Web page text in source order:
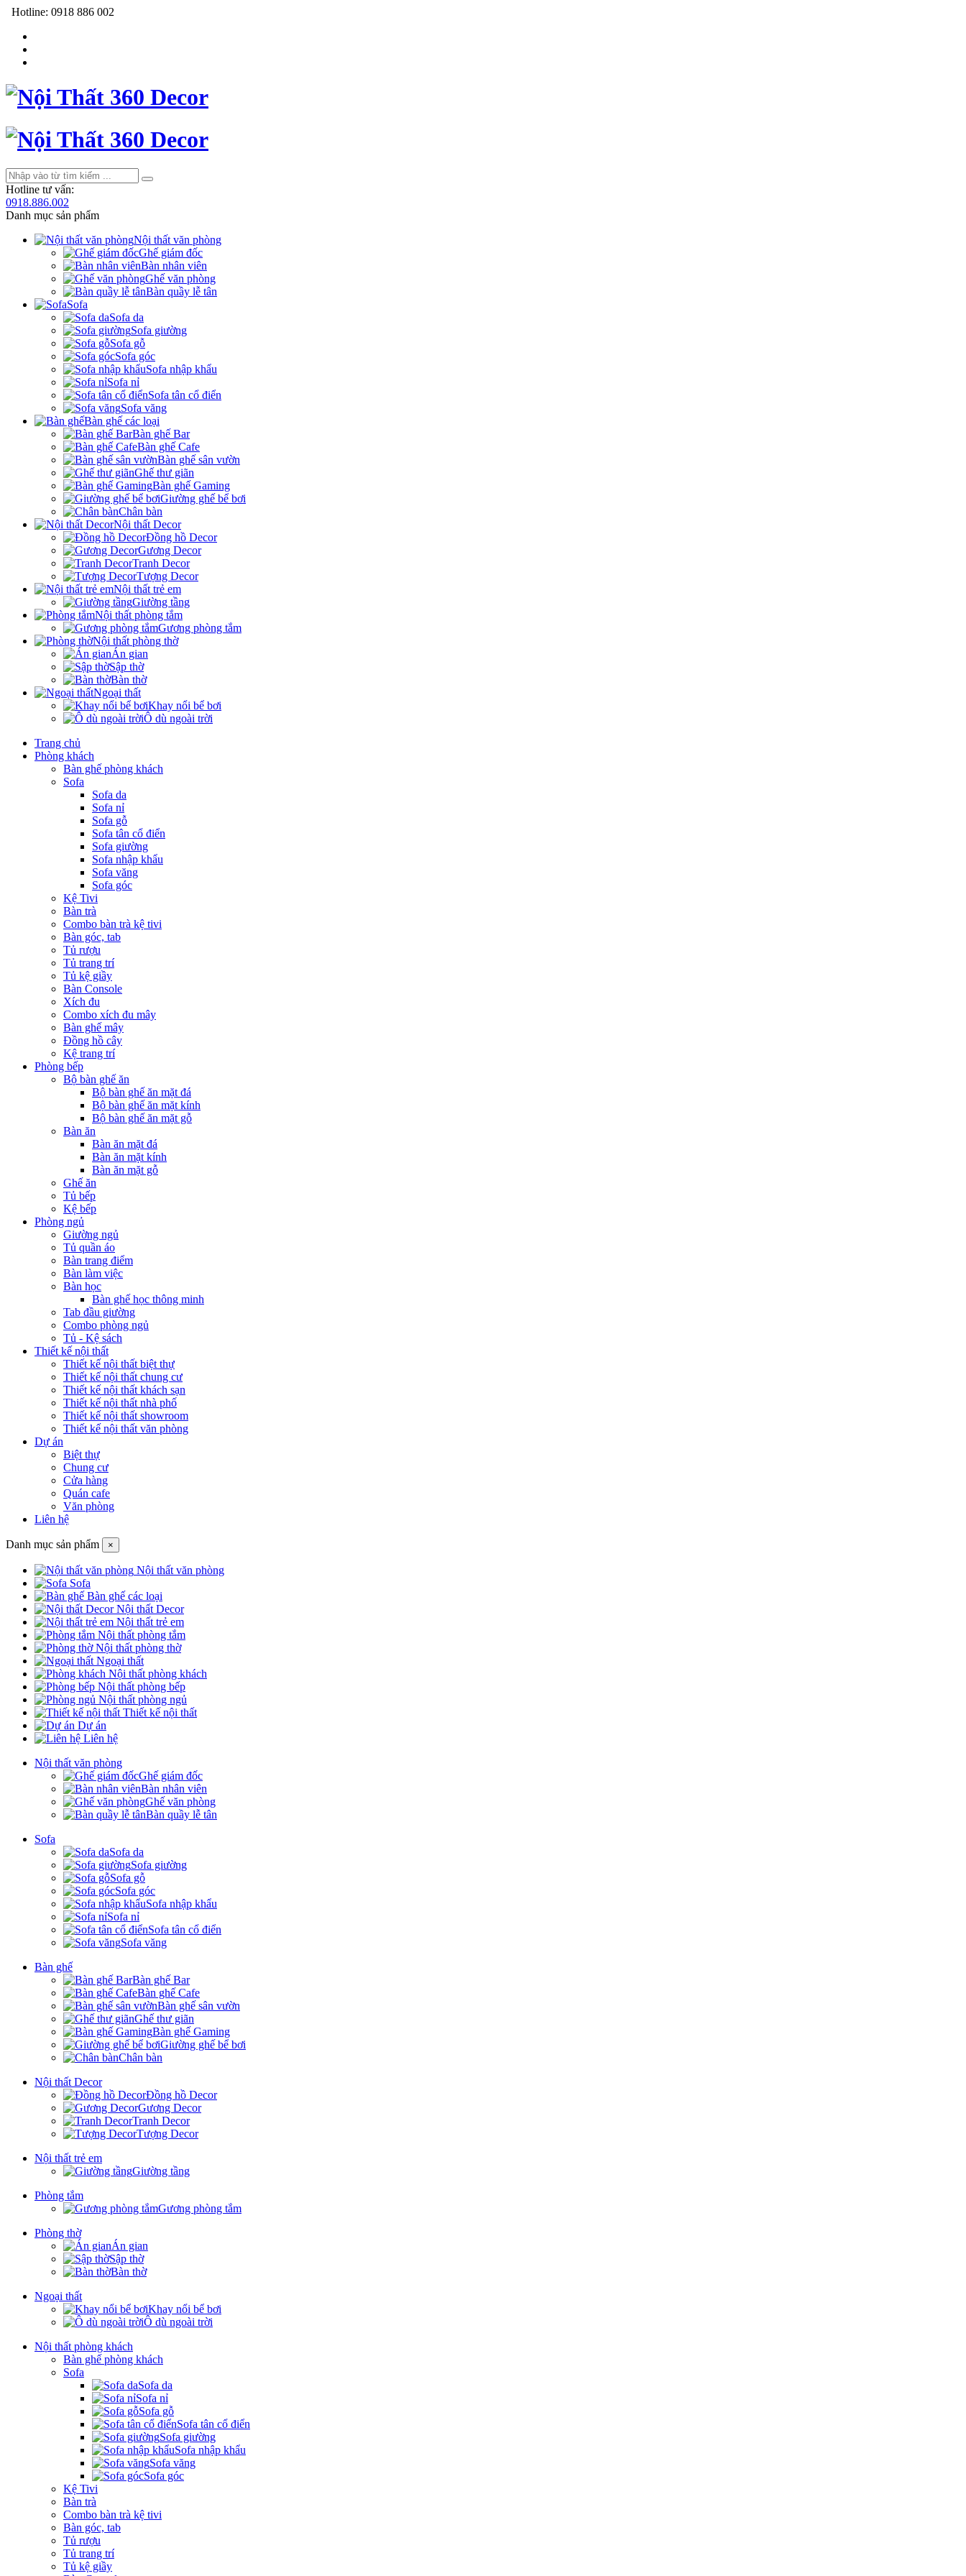
Hotline: 0918 886 002
Hotline tư vấn:
0918.886.002
Danh mục sản phẩm
Nội thất văn phòng
Ghế giám đốc
Bàn nhân viên
Ghế văn phòng
Bàn quầy lễ tân
Sofa
Sofa da
Sofa giường
Sofa gỗ
Sofa góc
Sofa nhập khẩu
Sofa nỉ
Sofa tân cổ điển
Sofa văng
Bàn ghế các loại
Bàn ghế Bar
Bàn ghế Cafe
Bàn ghế sân vườn
Ghế thư giãn
Bàn ghế Gaming
Giường ghế bể bơi
Chân bàn
Nội thất Decor
Đồng hồ Decor
Gương Decor
Tranh Decor
Tượng Decor
Nội thất trẻ em
Giường tầng
Nội thất phòng tắm
Gương phòng tắm
Nội thất phòng thờ
Án gian
Sập thờ
Bàn thờ
Ngoại thất
Khay nổi bể bơi
Ô dù ngoài trời
Trang chủ
Phòng khách
Bàn ghế phòng khách
Sofa
Sofa da
Sofa nỉ
Sofa gỗ
Sofa tân cổ điển
Sofa giường
Sofa nhập khẩu
Sofa văng
Sofa góc
Kệ Tivi
Bàn trà
Combo bàn trà kệ tivi
Bàn góc, tab
Tủ rượu
Tủ trang trí
Tủ kệ giầy
Bàn Console
Xích đu
Combo xích đu mây
Bàn ghế mây
Đồng hồ cây
Kệ trang trí
Phòng bếp
Bộ bàn ghế ăn
Bộ bàn ghế ăn mặt đá
Bộ bàn ghế ăn mặt kính
Bộ bàn ghế ăn mặt gỗ
Bàn ăn
Bàn ăn mặt đá
Bàn ăn mặt kính
Bàn ăn mặt gỗ
Ghế ăn
Tủ bếp
Kệ bếp
Phòng ngủ
Giường ngủ
Tủ quần áo
Bàn trang điểm
Bàn làm việc
Bàn học
Bàn ghế học thông minh
Tab đầu giường
Combo phòng ngủ
Tủ - Kệ sách
Thiết kế nội thất
Thiết kế nội thất biệt thự
Thiết kế nội thất chung cư
Thiết kế nội thất khách sạn
Thiết kế nội thất nhà phố
Thiết kế nội thất showroom
Thiết kế nội thất văn phòng
Dự án
Biệt thự
Chung cư
Cửa hàng
Quán cafe
Văn phòng
Liên hệ
Danh mục sản phẩm ×
Nội thất văn phòng
Sofa
Bàn ghế các loại
Nội thất Decor
Nội thất trẻ em
Nội thất phòng tắm
Nội thất phòng thờ
Ngoại thất
Nội thất phòng khách
Nội thất phòng bếp
Nội thất phòng ngủ
Thiết kế nội thất
Dự án
Liên hệ
Nội thất văn phòng
Ghế giám đốc
Bàn nhân viên
Ghế văn phòng
Bàn quầy lễ tân
Sofa
Sofa da
Sofa giường
Sofa gỗ
Sofa góc
Sofa nhập khẩu
Sofa nỉ
Sofa tân cổ điển
Sofa văng
Bàn ghế
Bàn ghế Bar
Bàn ghế Cafe
Bàn ghế sân vườn
Ghế thư giãn
Bàn ghế Gaming
Giường ghế bể bơi
Chân bàn
Nội thất Decor
Đồng hồ Decor
Gương Decor
Tranh Decor
Tượng Decor
Nội thất trẻ em
Giường tầng
Phòng tắm
Gương phòng tắm
Phòng thờ
Án gian
Sập thờ
Bàn thờ
Ngoại thất
Khay nổi bể bơi
Ô dù ngoài trời
Nội thất phòng khách
Bàn ghế phòng khách
Sofa
Sofa da
Sofa nỉ
Sofa gỗ
Sofa tân cổ điển
Sofa giường
Sofa nhập khẩu
Sofa văng
Sofa góc
Kệ Tivi
Bàn trà
Combo bàn trà kệ tivi
Bàn góc, tab
Tủ rượu
Tủ trang trí
Tủ kệ giầy